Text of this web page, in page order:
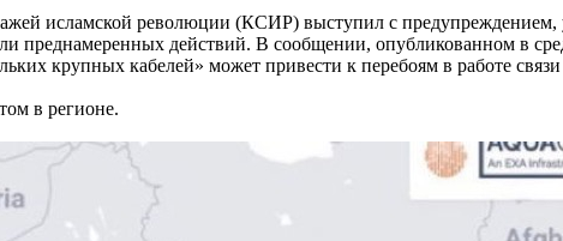
исламской революции (КСИР) выступил с предупреждением,
преднамеренных действий. В сообщении, опубликованном в
крупных кабелей» может привести к перебоям в работе
в регионе.